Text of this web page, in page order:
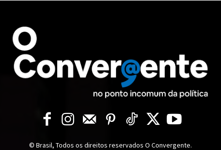
© Brasil, Todos os direitos reservados O Convergente.